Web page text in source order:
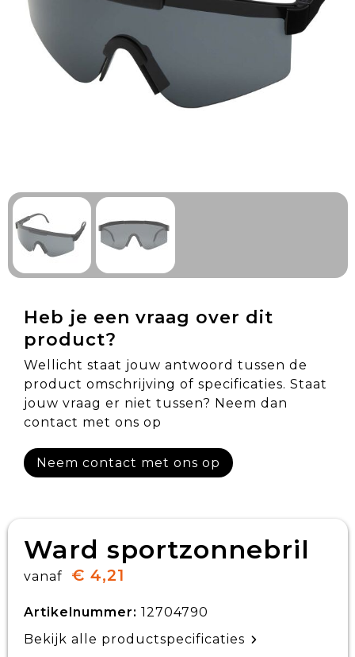
Technologie & Gadgets
Outdoor & Vrije tijd
Pennen & Schrijfwaren
Eten & Drinken
Heb je een vraag over dit
product?
Wellicht staat jouw antwoord tussen de
product omschrijving of specificaties. Staat
jouw vraag er niet tussen? Neem dan
contact met ons op
Neem contact met ons op
Ward sportzonnebril
vanaf € 4,21
Artikelnummer: 12704790
Bekijk alle productspecificaties